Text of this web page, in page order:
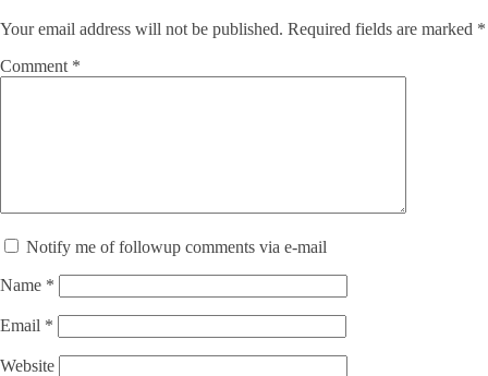
Your email address will not be published. Required fields are marked *
Comment *
Notify me of followup comments via e-mail
Name *
Email *
Website